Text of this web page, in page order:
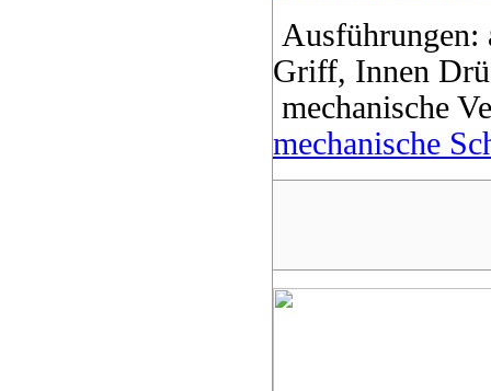
Griff, Innen
mechanische
mechanische